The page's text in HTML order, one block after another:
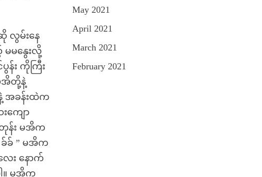
လွမ်းနေ
မမနွေးလို့
း ကိုကြီး
အိတို့နဲ့
အခန်းထဲက
ကျော
တုန်း မအိက
ခ်ခ် ” မအိက
း နောက်
။ မအိက
May 2021
April 2021
March 2021
February 2021